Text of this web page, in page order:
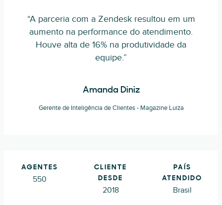
“A parceria com a Zendesk resultou em um
aumento na performance do atendimento.
Houve alta de 16% na produtividade da
equipe.”
Amanda Diniz
Gerente de Inteligência de Clientes - Magazine Luiza
AGENTES
550
CLIENTE
DESDE
2018
PAÍS
ATENDIDO
Brasil